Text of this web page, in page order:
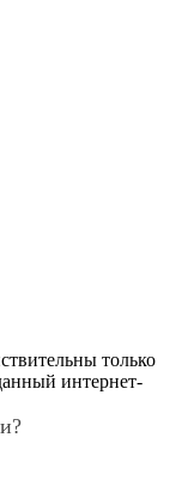
только
интернет-